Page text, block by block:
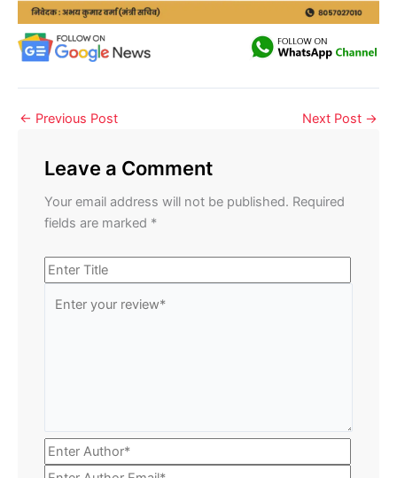
← Previous Post Next Post →
Leave a Comment
Your email address will not be published. Required
fields are marked *